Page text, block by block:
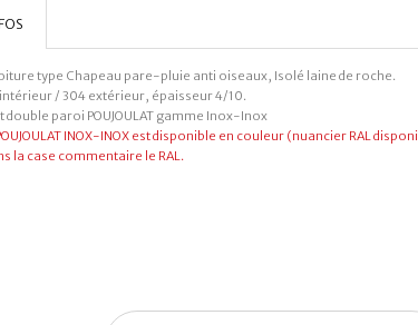
type Chapeau pare-pluie anti oiseaux, Isolé laine de roche.
intérieur / 304 extérieur, épaisseur 4/10.
double paroi POUJOULAT gamme Inox-Inox
INOX-INOX est disponible en couleur (nuancier RAL
la case commentaire le RAL.